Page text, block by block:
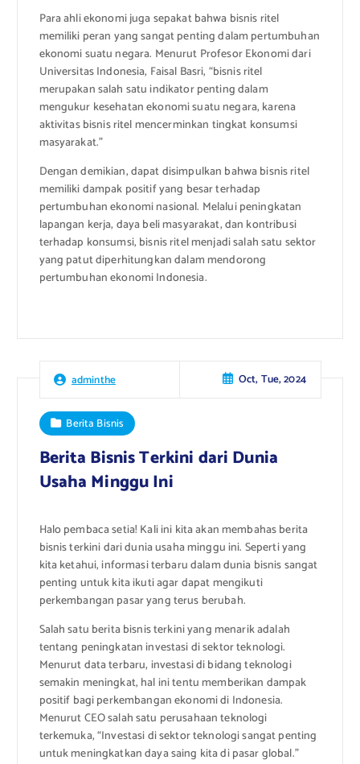
Para ahli ekonomi juga sepakat bahwa bisnis ritel
memiliki peran yang sangat penting dalam pertumbuhan
ekonomi suatu negara. Menurut Profesor Ekonomi dari
Universitas Indonesia, Faisal Basri, “bisnis ritel
merupakan salah satu indikator penting dalam
mengukur kesehatan ekonomi suatu negara, karena
aktivitas bisnis ritel mencerminkan tingkat konsumsi
masyarakat.”
Dengan demikian, dapat disimpulkan bahwa bisnis ritel
memiliki dampak positif yang besar terhadap
pertumbuhan ekonomi nasional. Melalui peningkatan
lapangan kerja, daya beli masyarakat, dan kontribusi
terhadap konsumsi, bisnis ritel menjadi salah satu sektor
yang patut diperhitungkan dalam mendorong
pertumbuhan ekonomi Indonesia.
adminthe Oct, Tue, 2024
Berita Bisnis
Berita Bisnis Terkini dari Dunia
Usaha Minggu Ini
Halo pembaca setia! Kali ini kita akan membahas berita
bisnis terkini dari dunia usaha minggu ini. Seperti yang
kita ketahui, informasi terbaru dalam dunia bisnis sangat
penting untuk kita ikuti agar dapat mengikuti
perkembangan pasar yang terus berubah.
Salah satu berita bisnis terkini yang menarik adalah
tentang peningkatan investasi di sektor teknologi.
Menurut data terbaru, investasi di bidang teknologi
semakin meningkat, hal ini tentu memberikan dampak
positif bagi perkembangan ekonomi di Indonesia.
Menurut CEO salah satu perusahaan teknologi
terkemuka, “Investasi di sektor teknologi sangat penting
untuk meningkatkan daya saing kita di pasar global.”